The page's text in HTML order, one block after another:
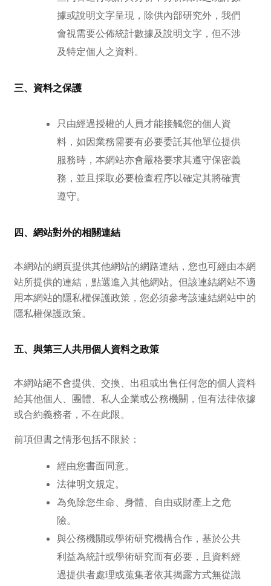
據或說明文字呈現，除供內部研究外，我們
會視需要公佈統計數據及說明文字，但不涉
及特定個人之資料。
三、資料之保護
只由經過授權的人員才能接觸您的個人資
料，如因業務需要有必要委託其他單位提供
服務時，本網站亦會嚴格要求其遵守保密義
務，並且採取必要檢查程序以確定其將確實
遵守。
四、網站對外的相關連結
本網站的網頁提供其他網站的網路連結，您也可經由本網
站所提供的連結，點選進入其他網站。但該連結網站不適
用本網站的隱私權保護政策，您必須參考該連結網站中的
隱私權保護政策。
五、與第三人共用個人資料之政策
本網站絕不會提供、交換、出租或出售任何您的個人資料
給其他個人、團體、私人企業或公務機關，但有法律依據
或合約義務者，不在此限。
前項但書之情形包括不限於：
經由您書面同意。
法律明文規定。
為免除您生命、身體、自由或財產上之危
險。
與公務機關或學術研究機構合作，基於公共
利益為統計或學術研究而有必要，且資料經
過提供者處理或蒐集著依其揭露方式無從識